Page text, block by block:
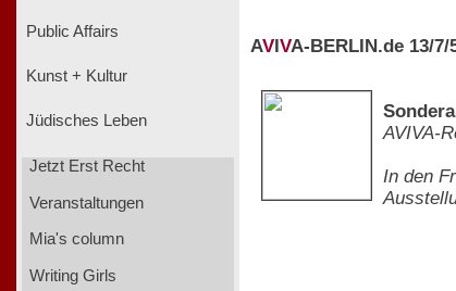
Public Affairs
Kunst + Kultur
Jüdisches Leben
Jetzt Erst Recht
Veranstaltungen
Mia's column
Writing Girls
AV VA-BERLIN.de 13/7/
AVIVA-
In den